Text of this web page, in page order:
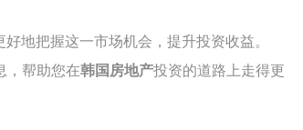
地把握这一市场机会，提升投资收益。
，帮助您在韩国房地产投资的道路上走得更